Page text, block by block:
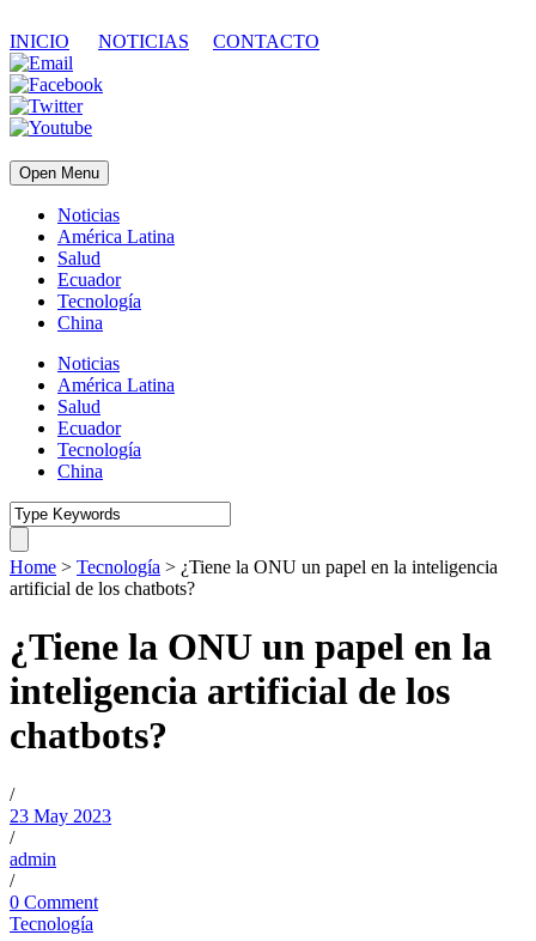
INICIO NOTICIAS CONTACTO
Open Menu
Noticias
América Latina
Salud
Ecuador
Tecnología
China
Noticias
América Latina
Salud
Ecuador
Tecnología
China
Home > Tecnología > ¿Tiene la ONU un papel en la inteligencia
artificial de los chatbots?
¿Tiene la ONU un papel en la
inteligencia artificial de los
chatbots?
/
23 May 2023
/
admin
/
0 Comment
Tecnología